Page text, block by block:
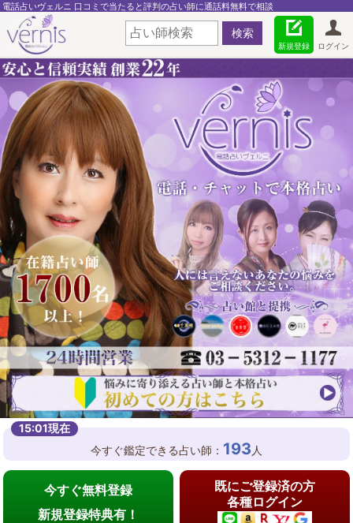
電話占いヴェルニ 口コミで当たると評判の占い師に通話料無料で相談
ログイン
新規登録
今すぐ鑑定できる占い師： 193 人
今すぐ無料登録
新規登録特典有！
既にご登録済の方
各種ログイン